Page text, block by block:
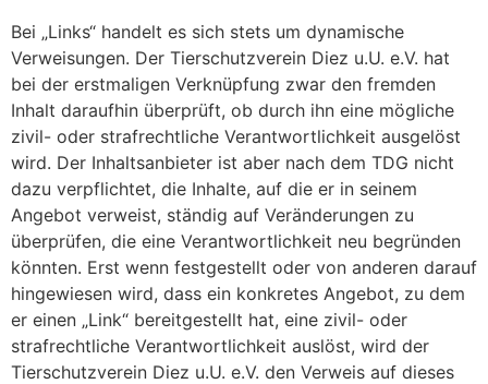
Bei „Links“ handelt es sich stets um dynamische
Verweisungen. Der Tierschutzverein Diez u.U. e.V. hat
bei der erstmaligen Verknüpfung zwar den fremden
Inhalt daraufhin überprüft, ob durch ihn eine mögliche
zivil- oder strafrechtliche Verantwortlichkeit ausgelöst
wird. Der Inhaltsanbieter ist aber nach dem TDG nicht
dazu verpflichtet, die Inhalte, auf die er in seinem
Angebot verweist, ständig auf Veränderungen zu
überprüfen, die eine Verantwortlichkeit neu begründen
könnten. Erst wenn festgestellt oder von anderen darauf
hingewiesen wird, dass ein konkretes Angebot, zu dem
er einen „Link“ bereitgestellt hat, eine zivil- oder
strafrechtliche Verantwortlichkeit auslöst, wird der
Tierschutzverein Diez u.U. e.V. den Verweis auf dieses